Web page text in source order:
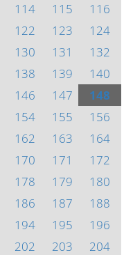
114 115
116
122 123
124
130 131
132
138 139
140
146 147
148
154 155
156
162 163
164
170 171
172
178 179
180
186 187
188
194 195
196
202 203
204